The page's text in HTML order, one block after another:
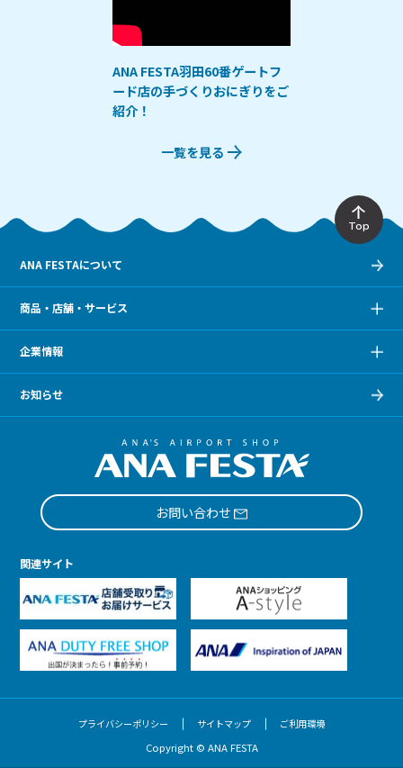
ANA FESTA羽田60番ゲートフ
ード店の手づくりおにぎりをご
紹介！
一覧を見る
Top
ANA FESTAについて
商品・店舗・サービス
企業情報
お知らせ
お問い合わせ
関連サイト
プライバシーポリシー サイトマップ ご利用環境
Copyright © ANA FESTA